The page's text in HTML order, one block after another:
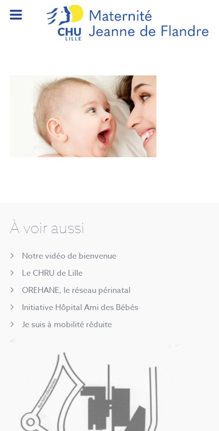
À voir aussi
Notre vidéo de bienvenue
Le CHRU de Lille
OREHANE, le réseau périnatal
Initiative Hôpital Ami des Bébés
Je suis à mobilité réduite